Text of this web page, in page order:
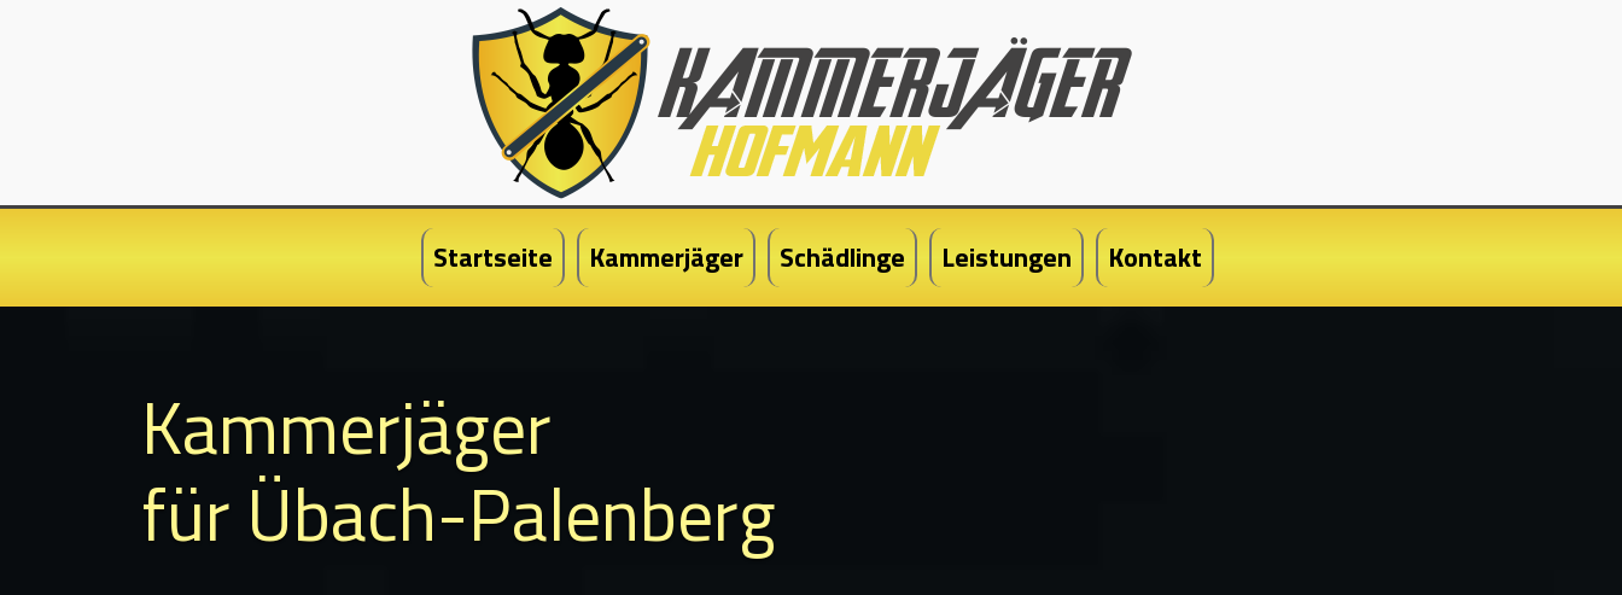
Startseite Kammerjäger Schädlinge Leistungen Kontakt
Kammerjäger
für Übach-Palenberg